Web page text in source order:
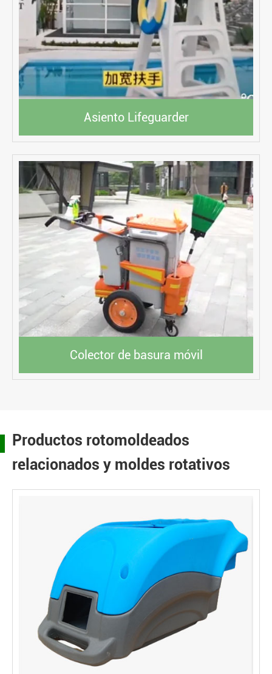
Asiento Lifeguarder
Colector de basura móvil
Productos rotomoldeados
relacionados y moldes rotativos